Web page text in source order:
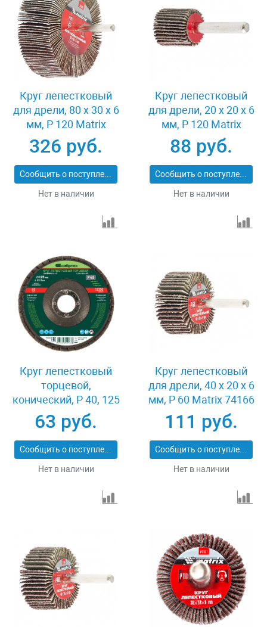
Круг лепестковый
для дрели, 80 х 30 х 6
мм, P 120 Matrix
74146
326 руб.
Сообщить о поступлении
Нет в наличии
Круг лепестковый
для дрели, 20 х 20 х 6
мм, P 120 Matrix
74104
88 руб.
Сообщить о поступлении
Нет в наличии
Круг лепестковый
торцевой,
конический, Р 40, 125
х 22.2 мм Сибртех
74083
63 руб.
Сообщить о поступлении
Нет в наличии
Круг лепестковый
для дрели, 40 х 20 х 6
мм, P 60 Matrix 74166
111 руб.
Сообщить о поступлении
Нет в наличии